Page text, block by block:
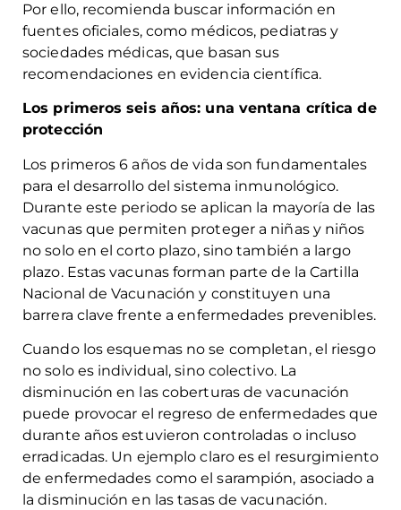
Por ello, recomienda buscar información en
fuentes oficiales, como médicos, pediatras y
sociedades médicas, que basan sus
recomendaciones en evidencia científica.
Los primeros seis años: una ventana crítica de
protección
Los primeros 6 años de vida son fundamentales
para el desarrollo del sistema inmunológico.
Durante este periodo se aplican la mayoría de las
vacunas que permiten proteger a niñas y niños
no solo en el corto plazo, sino también a largo
plazo. Estas vacunas forman parte de la Cartilla
Nacional de Vacunación y constituyen una
barrera clave frente a enfermedades prevenibles.
Cuando los esquemas no se completan, el riesgo
no solo es individual, sino colectivo. La
disminución en las coberturas de vacunación
puede provocar el regreso de enfermedades que
durante años estuvieron controladas o incluso
erradicadas. Un ejemplo claro es el resurgimiento
de enfermedades como el sarampión, asociado a
la disminución en las tasas de vacunación.